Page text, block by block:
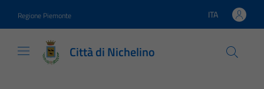
Regione Piemonte Lingua attiva:
ITA
Città di Nichelino